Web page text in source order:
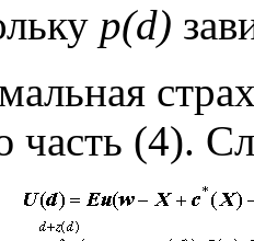
p(d)
часть (4).